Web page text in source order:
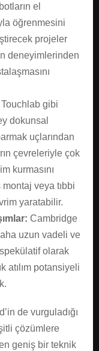
el
öğrenmesini
projeler
deneyimlerinden
Touchlab gibi
dokunsal
uçlarından
çevreleriyle çok
kurmasını
veya tıbbi
yaratabilir.
Cambridge
uzun vadeli ve
olarak
atılım potansiyeli
de vurguladığı
çözümlere
geniş bir teknik